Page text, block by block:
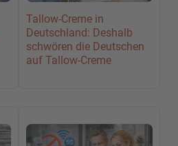
Tallow-Creme in
Deutschland: Deshalb
schwören die Deutschen
auf Tallow-Creme